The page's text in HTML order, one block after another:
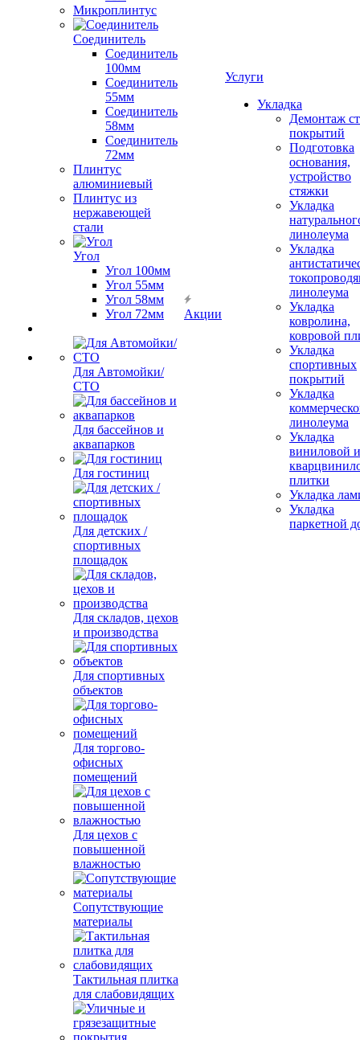
Микроплинтус
Соединитель
Соединитель
100мм
Соединитель
55мм
Соединитель
58мм
Соединитель
72мм
Плинтус
алюминиевый
Плинтус из
нержавеющей
стали
Угол
Угол 100мм
Угол 55мм
Угол 58мм
Угол 72мм
Для Автомойки/
СТО
Для бассейнов и
аквапарков
Для гостиниц
Для детских /
спортивных
площадок
Для складов, цехов
и производства
Для спортивных
объектов
Для торгово-
офисных
помещений
Для цехов с
повышенной
влажностью
Сопутствующие
материалы
Тактильная плитка
для слабовидящих
Акции
Услуги
Укладка
Демонтаж
покрытий
Подготовка
основания,
устройство
стяжки
Укладка
линолеума
Укладка
линолеума
Укладка
ковролина,
ковровой
Укладка
спортивных
покрытий
Укладка
линолеума
Укладка
виниловой и
плитки
Укладка
Укладка
паркетной